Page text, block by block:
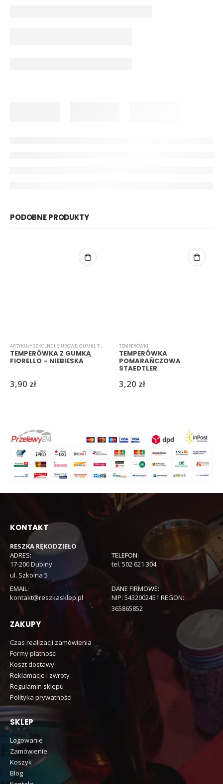
PODOBNE PRODUKTY
ARTYKUŁY SZKOLNE I BIUROWE,GUMKI,TEMPERÓWKI
TEMPERÓWKA Z GUMKĄ
FIORELLO – NIEBIESKA
3,90 zł
TEMPERÓWKI
TEMPERÓWKA
POMARAŃCZOWA
STAEDTLER
3,20 zł
KONTAKT
RESZKA RĘKODZIEŁO
ADRES:
17-200 Dubiny
ul. Szkolna 5
TELEFON:
tel. 502 621 304
EMAIL:
kontakt@reszkasklep.pl
DANE FIRMOWE:
NIP: 5432002451 REGON:
365865852
ZAKUPY
Czas realizacji zamówienia
Formy płatności
Koszt dostawy
Reklamacje i zwroty
Regulamin sklepu
Polityka prywatności
SKLEP
Logowanie
Zamówienie
Koszyk
Blog